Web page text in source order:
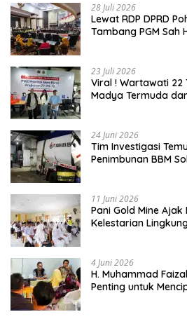
28 Juli 2026
Lewat RDP DPRD
Tambang PGM Sah
23 Juli 2026
Viral ! Wartawati 22
Madya Termuda
24 Juni 2026
Tim Investigasi
Penimbunan BBM
11 Juni 2026
Pani Gold Mine
Kelestarian
4 Juni 2026
H. Muhammad
Penting untuk